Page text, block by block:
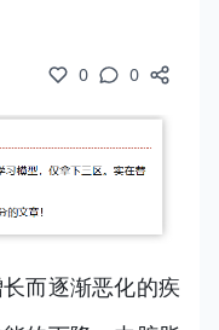
0 0
而逐渐恶化的疾